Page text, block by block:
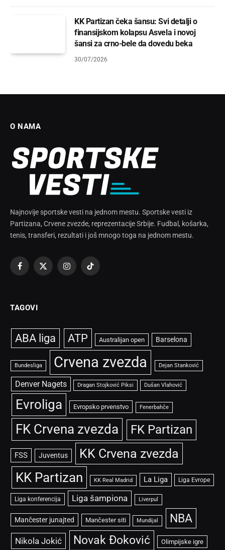
KK Partizan čeka šansu: Svi detalji o
finansijskom kolapsu Asvela i novoj
šansi za crno-bele da dovedu beka
30/07/2026
O NAMA
Najnovije sportske vesti na jednom mestu. Sportske vesti iz
Partizana, Crvene zvezde, reprezentacije Srbije. Fudbal, košarka,
tenis, transferi, rezultati i još mnogo toga na jednom mestu.
Facebook
X
InstagramTikTok
TAGOVI
ABA liga ATP Australijan open Barselona
Bundesliga Crvena zvezda Dejan Stanković
Denver Nagets Dragan Stojković Piksi Dušan Vlahović
Evroliga Evropsko prvenstvo Fenerbahče
FK Crvena zvezda FK Partizan
FSS Juventus KK Crvena zvezda
KK Partizan KK Real Madrid La Liga Liga Evrope
Liga konferencija Liga šampiona Liverpul
Mančester junajted Mančester siti Mundijal NBA
Nikola Jokić Novak Đoković Olimpijske igre